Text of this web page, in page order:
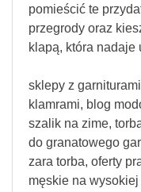
pomieścić te
przegrody oraz
klapą, która
sklepy z
klamrami, blog
szalik na zime,
do granatowego
zara torba, oferty
męskie na